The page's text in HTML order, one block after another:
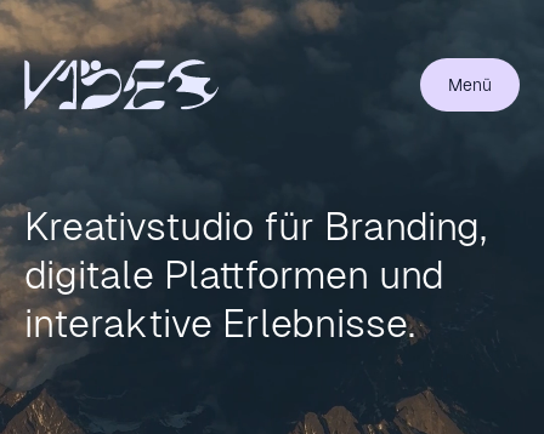
Menü
Kreativstudio für Branding,
digitale Plattformen und
interaktive Erlebnisse.